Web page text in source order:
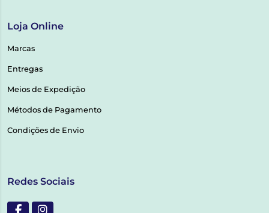
Loja Online
Marcas
Entregas
Meios de Expedição
Métodos de Pagamento
Condições de Envio
Redes Sociais